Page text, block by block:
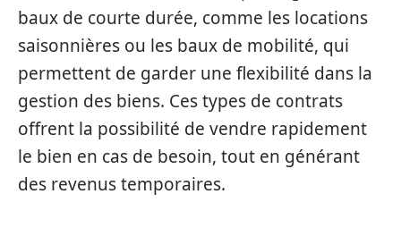
baux de courte durée, comme les locations
saisonnières ou les baux de mobilité, qui
permettent de garder une flexibilité dans la
gestion des biens. Ces types de contrats
offrent la possibilité de vendre rapidement
le bien en cas de besoin, tout en générant
des revenus temporaires.